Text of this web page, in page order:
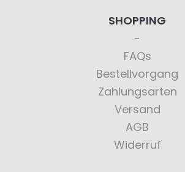
SHOPPING
FAQs
Bestellvorgang
Zahlungsarten
Versand
AGB
Widerruf